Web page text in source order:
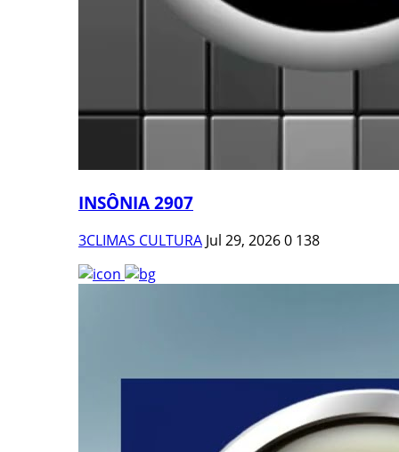
INSÔNIA 2907
3CLIMAS CULTURA Jul 29, 20260 138